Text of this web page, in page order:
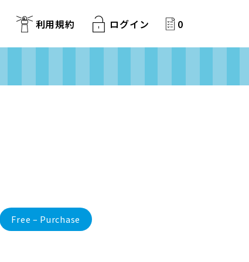
利用規約 ログイン 0
Free – Purchase